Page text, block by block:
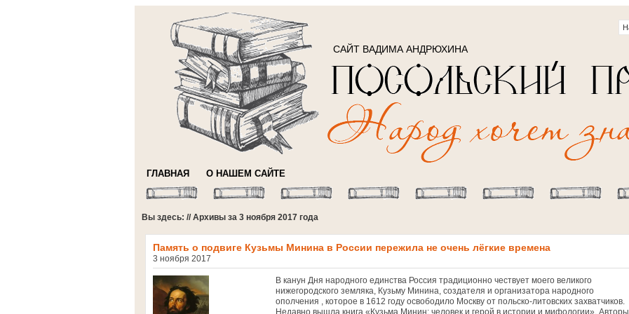
САЙТ ВАДИМА АНДРЮХИНА
ГЛАВНАЯ О НАШЕМ САЙТЕ
Вы здесь: // Архивы за 3 ноября 2017 года
Память о подвиге Кузьмы Минина в России пережила не очень лёгкие времена
3 ноября 2017
В канун Дня народного единства Россия традиционно чествует моего великого
нижегородского земляка, Кузьму Минина, создателя и организатора народного
ополчения , которое в 1612 году освободило Москву от польско-литовских захватчиков.
Недавно вышла книга «Кузьма Минин: человек и герой в истории и мифологии». Авторы